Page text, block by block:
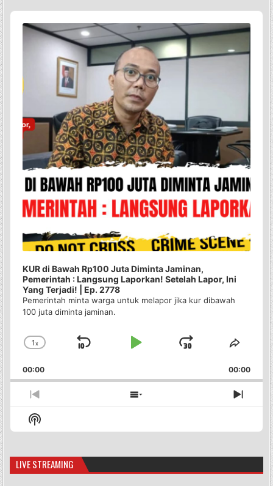
Audio
Player
KUR di Bawah Rp100 Juta Diminta Jaminan,
Pemerintah : Langsung Laporkan! Setelah Lapor, Ini
Yang Terjadi! | Ep. 2778
Pemerintah minta warga untuk melapor jika kur dibawah
100 juta diminta jaminan.
Change
Rate
1x
Skip
Play
Jump
Forward
Share
00:00 00:00
Previous
Episode
Show
Episodes
Next
Show
Podcast
LIVE STREAMING